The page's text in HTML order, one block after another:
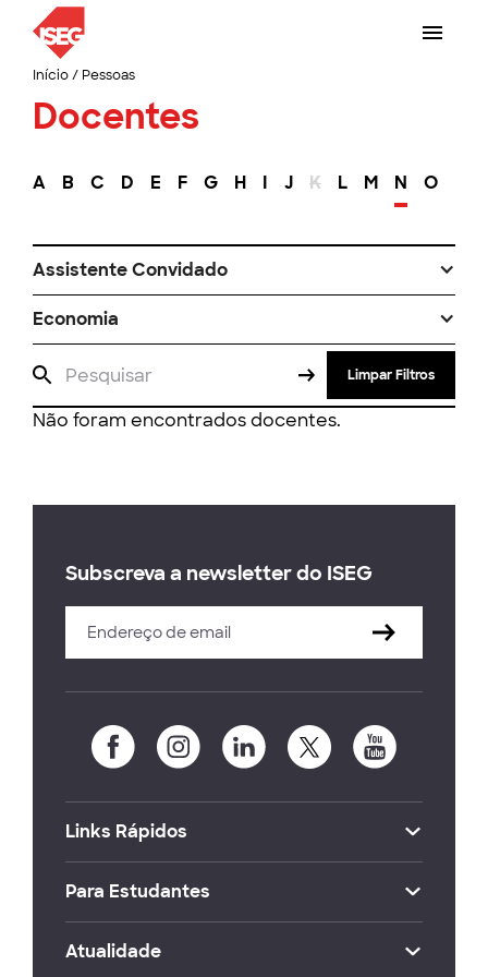
Início/ Pessoas
Docentes
A B C D E F G H I J K L M N O
Assistente Convidado
Economia
Limpar Filtros
Não foram encontrados docentes.
Subscreva a newsletter do ISEG
Links Rápidos
Para Estudantes
Atualidade